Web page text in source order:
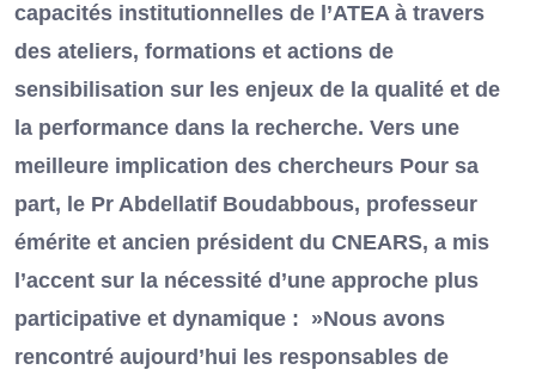
capacités institutionnelles de l’ATEA à travers
des ateliers, formations et actions de
sensibilisation sur les enjeux de la qualité et de
la performance dans la recherche. Vers une
meilleure implication des chercheurs Pour sa
part, le Pr Abdellatif Boudabbous, professeur
émérite et ancien président du CNEARS, a mis
l’accent sur la nécessité d’une approche plus
participative et dynamique : »Nous avons
rencontré aujourd’hui les responsables de